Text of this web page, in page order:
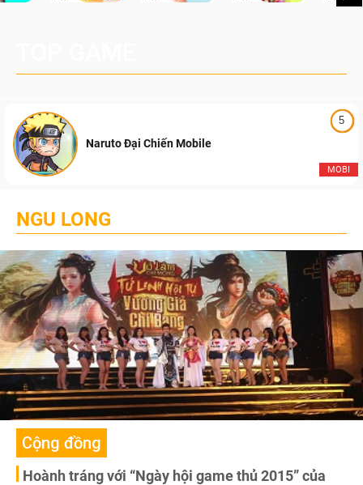
5
MOBI
Naruto Đại Chiến Mobile
NGU LONG
Cộng đồng
Hoành tráng với “Ngày hội game thủ 2015” của